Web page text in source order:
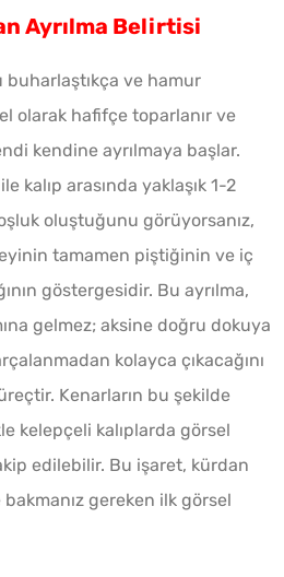
Ayrılma Belirtisi
buharlaştıkça ve hamur
olarak hafifçe toparlanır ve
kendine ayrılmaya başlar.
kalıp arasında yaklaşık 1-2
oluştuğunu görüyorsanız,
tamamen piştiğinin ve iç
göstergesidir. Bu ayrılma,
gelmez; aksine doğru dokuya
kolayca çıkacağını
Kenarların bu şekilde
kelepçeli kalıplarda görsel
edilebilir. Bu işaret, kürdan
gereken ilk görsel